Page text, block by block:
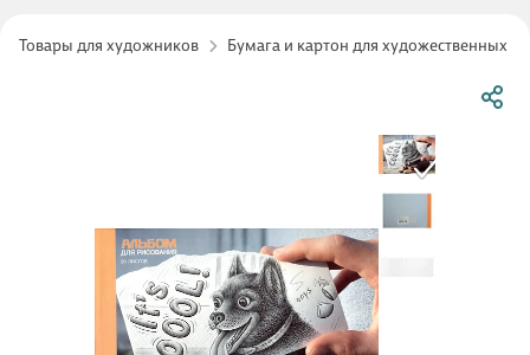
Товары для художников Бумага и картон для художественных